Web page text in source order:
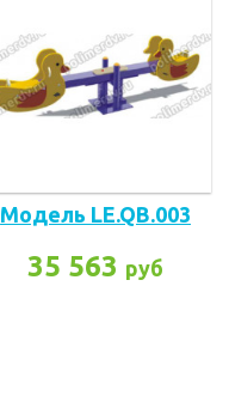
Модель LE.QB.003
35 563 руб